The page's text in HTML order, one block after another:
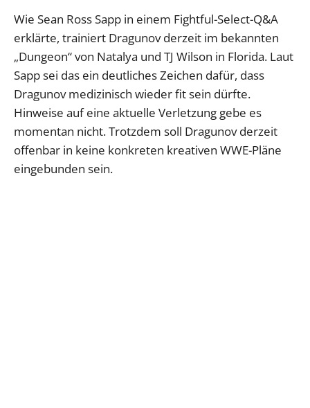
Wie Sean Ross Sapp in einem Fightful-Select-Q&A
erklärte, trainiert Dragunov derzeit im bekannten
„Dungeon“ von Natalya und TJ Wilson in Florida. Laut
Sapp sei das ein deutliches Zeichen dafür, dass
Dragunov medizinisch wieder fit sein dürfte.
Hinweise auf eine aktuelle Verletzung gebe es
momentan nicht. Trotzdem soll Dragunov derzeit
offenbar in keine konkreten kreativen WWE-Pläne
eingebunden sein.